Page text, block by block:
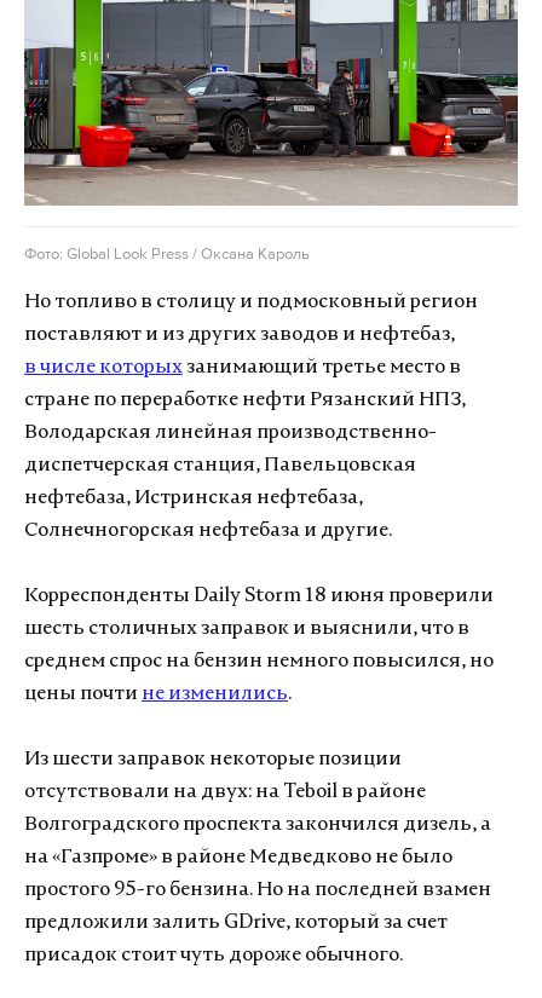
Фото: Global Look Press / Оксана Кароль
Но топливо в столицу и подмосковный регион
поставляют и из других заводов и нефтебаз,
в числе которыхзанимающий третье место в
стране по переработке нефти Рязанский НПЗ,
Володарская линейная производственно-
диспетчерская станция, Павельцовская
нефтебаза, Истринская нефтебаза,
Солнечногорская нефтебаза и другие.
Корреспонденты Daily Storm 18 июня проверили
шесть столичных заправок и выяснили, что в
среднем спрос на бензин немного повысился, но
цены почти не изменились.
Из шести заправок некоторые позиции
отсутствовали на двух: на Teboil в районе
Волгоградского проспекта закончился дизель, а
на «Газпроме» в районе Медведково не было
простого 95-го бензина. Но на последней взамен
предложили залить GDrive, который за счет
присадок стоит чуть дороже обычного.